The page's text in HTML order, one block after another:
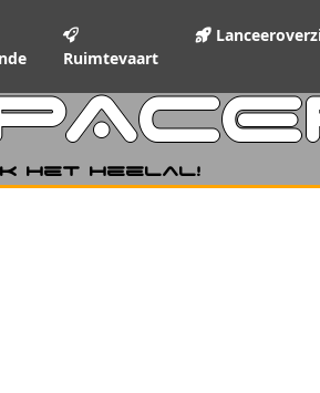
Ruimtevaart
het heelal!